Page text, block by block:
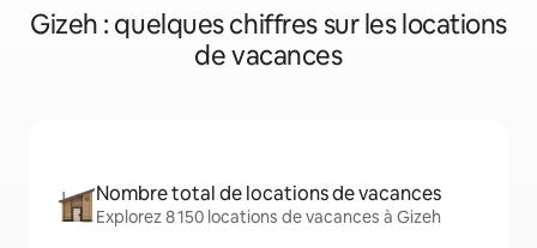
Gizeh : quelques chiffres sur les locations
de vacances
Nombre total de locations de vacances
Explorez 8 150 locations de vacances à Gizeh